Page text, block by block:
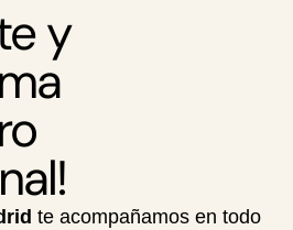
y
te acompañamos en todo